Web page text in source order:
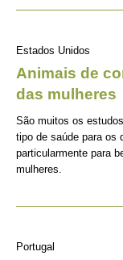
Estados Unidos
Animais de
das mulheres
São muitos os
tipo de saúde para os
particularmente para
mulheres.
Portugal